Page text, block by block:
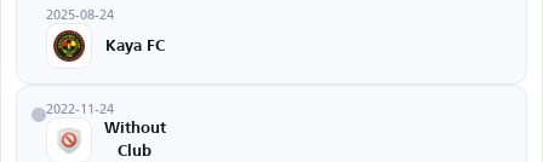
2025-08-24
Kaya FC
2022-11-24
Without
Club